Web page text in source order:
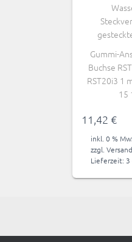
Gummi-
Buchse
RST20i3 1
15
11,42 €
inkl. 0 %
zzgl.
Lieferzeit: 3